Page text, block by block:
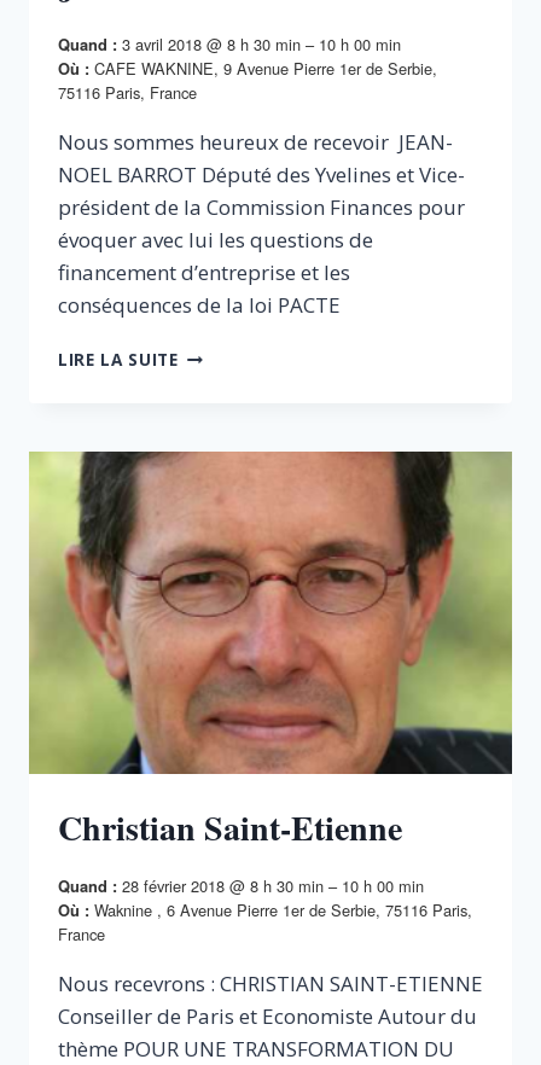
Quand : 3 avril 2018 @ 8 h 30 min – 10 h 00 min
Où : CAFE WAKNINE, 9 Avenue Pierre 1er de Serbie,
75116 Paris, France
Nous sommes heureux de recevoir JEAN-
NOEL BARROT Député des Yvelines et Vice-
président de la Commission Finances pour
évoquer avec lui les questions de
financement d’entreprise et les
conséquences de la loi PACTE
LIRE LA SUITEJEAN-
Christian Saint-Etienne
Quand : 28 février 2018 @ 8 h 30 min – 10 h 00 min
Où : Waknine , 6 Avenue Pierre 1er de Serbie, 75116 Paris,
France
Nous recevrons : CHRISTIAN SAINT-ETIENNE
Conseiller de Paris et Economiste Autour du
thème POUR UNE TRANSFORMATION DU